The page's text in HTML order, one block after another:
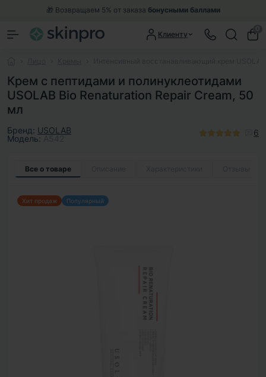
🎁 Возвращаем 5% от заказа бонусными баллами
Клиенту
Крем с пептидами и полинуклеотидами
USOLAB Bio Renaturation Repair Cream, 50
мл
Бренд: USOLAB
Модель:
6
Все о товаре
Хит продаж Популярный